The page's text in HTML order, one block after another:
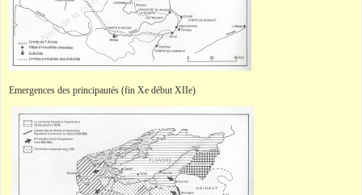
Emergences des principautés (fin Xe début XIIe)